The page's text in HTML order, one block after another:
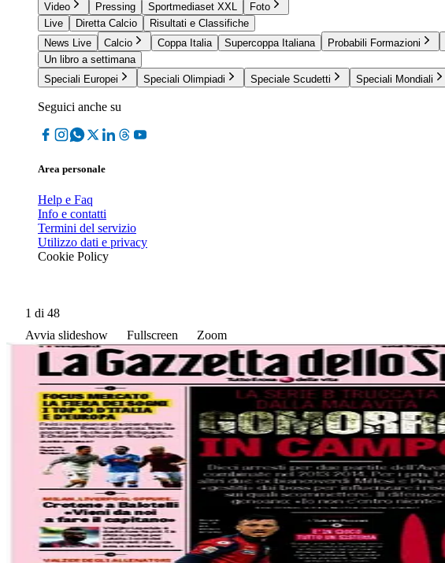
Video Pressing Sportmediaset XXL
Foto
Live
Diretta Calcio
Risultati e Classifiche
News Live
Calcio Coppa Italia Supercoppa Italiana Probabili Formazioni
Un libro a settimana
Speciali Europei
Speciali Olimpiadi Speciale Scudetti Speciali Mondiali
Seguici anche su
Area personale
Help e Faq
Info e contatti
Termini del servizio
Utilizzo dati e privacy
Cookie Policy
1 di 48
Avvia slideshow
Fullscreen Zoom